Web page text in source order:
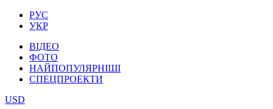
РУС
УКР
ВІДЕО
ФОТО
НАЙПОПУЛЯРНІШІ
СПЕЦПРОЕКТИ
USD